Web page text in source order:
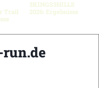
Trail
3KINGS3HILLS
2026: Ergebnisse